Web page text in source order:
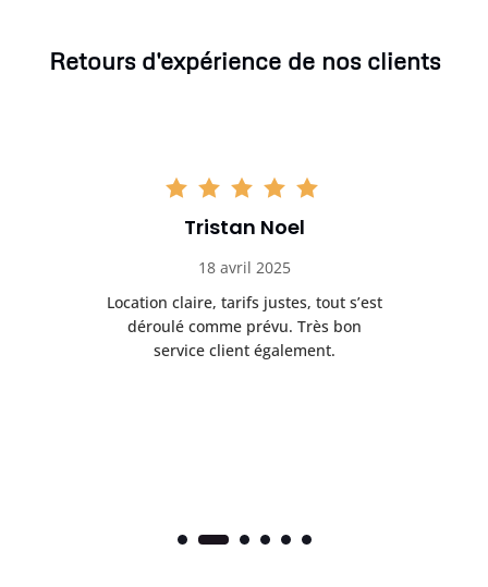
Retours d'expérience de nos clients
Tristan Noel
18 avril 2025
Location claire, tarifs justes, tout s’est
déroulé comme prévu. Très bon
service client également.